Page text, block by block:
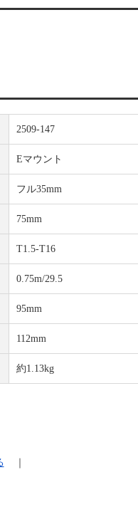
2509-147
Eマウント
フル35mm
75mm
T1.5-T16
0.75m/29.5
95mm
112mm
約1.13kg